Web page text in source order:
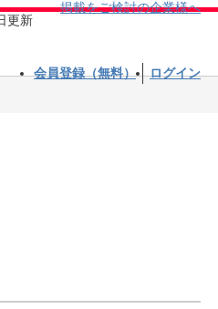
更新
掲載をご検討の企業様へ
会員登録（無料） ログイン